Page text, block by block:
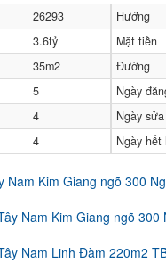
26293
3.6tỷ
35m2
5
4
4
Hướng
Mặt tiền
Đường
Ngày
Ngày sửa
Ngày hết
Nam Kim Giang ngõ 300